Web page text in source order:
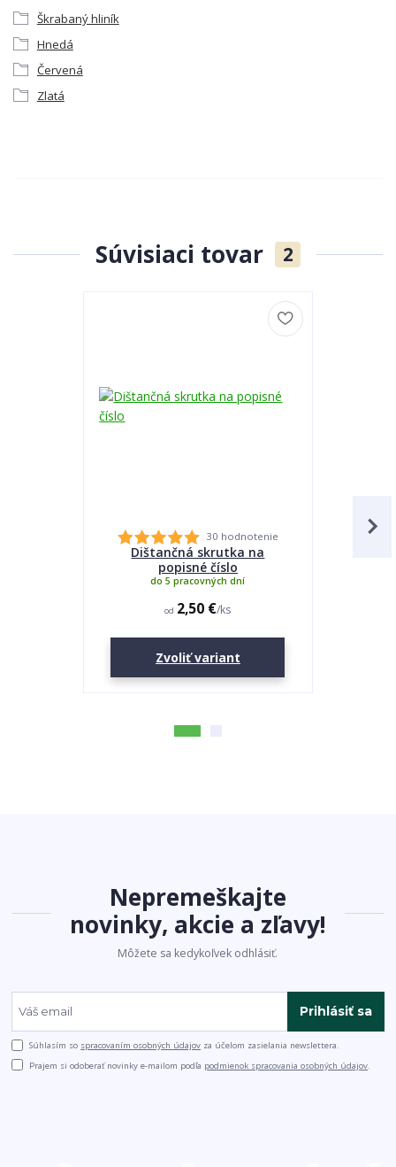
Škrabaný hliník
Hnedá
Červená
Zlatá
Súvisiaci tovar 2
30 hodnotenie
Dištančná skrutka na
popisné číslo
od 2,50 €/ks
do 5 pracovných dní
Zvoliť variant
Nepremeškajte
novinky, akcie a zľavy!
Môžete sa kedykoľvek odhlásiť.
Prihlásiť sa
Súhlasím so spracovaním osobných údajov za účelom zasielania newslettera.
Prajem si odoberať novinky e-mailom podľa podmienok spracovania osobných údajov.